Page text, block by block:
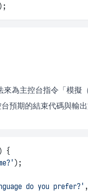
來為主控台指令「模擬
預期的結束代碼與輸
{
);
do you prefer?'